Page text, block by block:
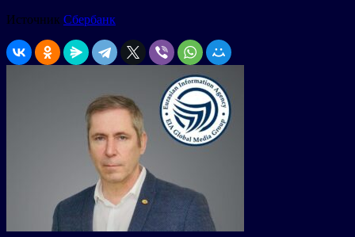
Источник Сбербанк